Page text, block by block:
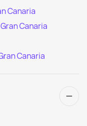
Canaria
Canaria
Canaria